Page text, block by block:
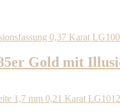
Gold mit